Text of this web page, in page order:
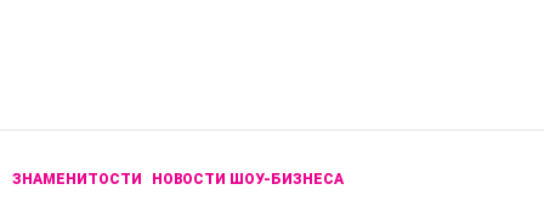
ЗНАМЕНИТОСТИ НОВОСТИ ШОУ-БИЗНЕСА